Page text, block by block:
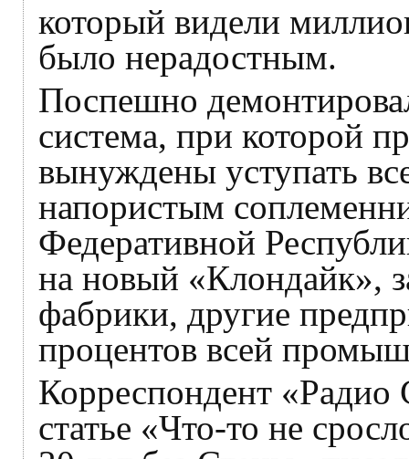
который видели
было нерадостным.
Поспешно
система, при которой
вынуждены уступать
напористым
Федеративной
на новый «Клондайк»,
фабрики, другие
процентов всей
Корреспондент
статье «Что-то не